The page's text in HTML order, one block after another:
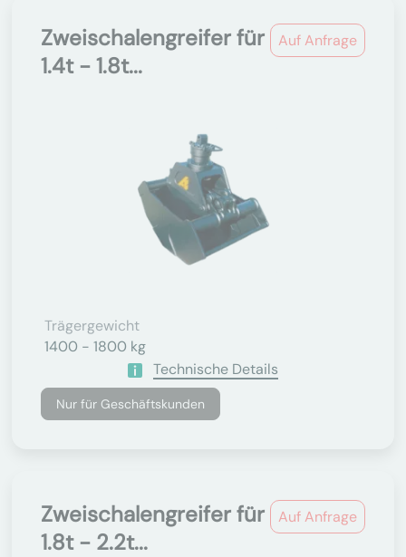
Auf Anfrage
Zweischalengreifer für
1.4t - 1.8t...
Trägergewicht
1400 - 1800 kg
Technische Details
Nur für Geschäftskunden
Auf Anfrage
Zweischalengreifer für
1.8t - 2.2t...